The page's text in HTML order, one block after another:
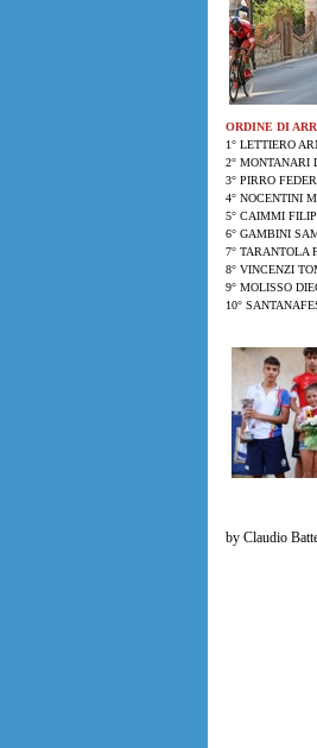
ORDINE DI
1° LETTIERO
2° MONTANARI
3° PIRRO
4° NOCENTINI
5° CAIMMI
6° GAMBINI
7° TARANTOLA
8° VINCENZI
9° MOLISSO
10°
by Claudio